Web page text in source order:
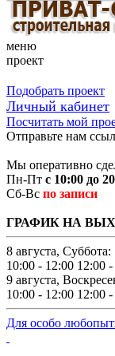
меню
проект
Подобрать проект
Личный кабинет
Посчитать мой
Отправьте нам
Мы оперативно
Пн-Пт с 10:00 до
Сб-Вс по записи
ГРАФИК НА
8 августа, Суббота:
10:00 - 12:00 12:00
9 августа,
10:00 - 12:00 12:00
Для особо